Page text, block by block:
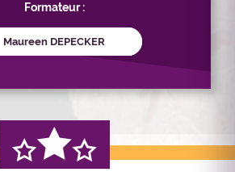
Formateur :
Maureen DEPECKER